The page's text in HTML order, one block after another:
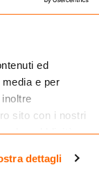
ed
e per
sito con i nostri
pubblicità e
raccolto dal
dettagli